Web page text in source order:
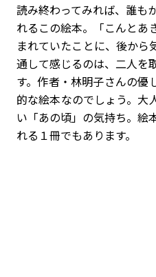
読み終わってみれば、誰も
れるこの絵本。「こんとあ
まれていたことに、後から
通して感じるのは、二人を
す。作者・林明子さんの優
的な絵本なのでしょう。大
い「あの頃」の気持ち。絵
れる１冊でもあります。